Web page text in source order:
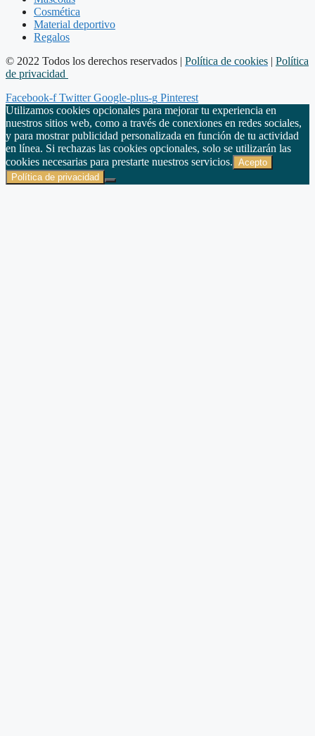
Cosmética
Material deportivo
Regalos
© 2022 Todos los derechos reservados | Política de cookies | Política
de privacidad
Facebook-f Twitter Google-plus-g Pinterest
Utilizamos cookies opcionales para mejorar tu experiencia en
nuestros sitios web, como a través de conexiones en redes sociales,
y para mostrar publicidad personalizada en función de tu actividad
en línea. Si rechazas las cookies opcionales, solo se utilizarán las
cookies necesarias para prestarte nuestros servicios. Acepto
Política de privacidad